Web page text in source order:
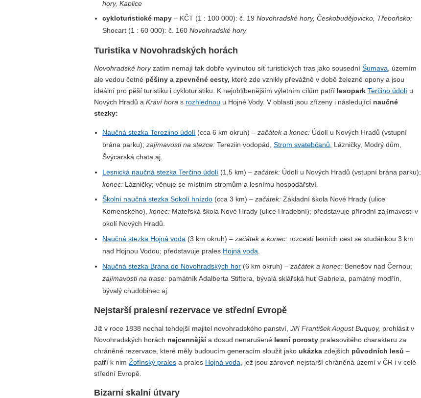
hory, Kaplice
cykloturistické mapy – KČT (1 : 100 000): č. 19Novohradské hory, Českobudějovicko, Třeboňsko;
Shocart (1 : 60 000): č. 160Novohradské hory
Turistika v Novohradských horách
Novohradské horyzatím nemají tak dobře vyvinutou síť turistických tras jako sousední Šumava, územím
ale vedou četné pěšiny a zpevněné cesty, které zde vznikly převážně v době železné opony a jsou
ideální pro pěší turistiku i cykloturistiku. K nejoblíbenějším výletním cílům patří lesopark Terčino údolí u
Nových Hradů a Kraví hora s rozhlednou u Hojné Vody. V oblasti jsou zřízeny i následující naučné
stezky:
Naučná stezka Tereziino údolí (cca 6 km okruh) –začátek a konec: Údolí u Nových Hradů (vstupní
brána parku);zajímavosti na stezce: Tereziin vodopád,Strom svatebčanů , Lázničky, Modrý dům,
Švýcarská chata aj.
Lesnická naučná stezka Terčino údolí (1,5 km) –začátek: Údolí u Nových Hradů (vstupní brána parku);
konec: Lázničky; věnuje se místním stromům a lesnímu hospodářství.
Školní naučná stezka Sokolí hnízdo (cca 3 km) –začátek: Základní škola Nové Hrady (ulice
Komenského),konec: Mateřská škola Nové Hrady (ulice Hradební); představuje přírodní zajímavosti v
okolí Nových Hradů.
Naučná stezka Hojná voda (3 km okruh) –začátek a konec: rozcestí lesních cest se studánkou 3 km
nad Hojnou Vodou; představuje prales Hojná voda
Naučná stezka Brána do Novohradských hor (6 km okruh) –začátek a konec: Benešov nad Černou;
zajímavosti na trase: památník Adalberta Stiftera, bývalá sklářská huť Gabriela, památný modřín,
bývalý chudobinec aj.
Nejstarší pralesní rezervace ve střední Evropě
Již v roce 1838 nechal tehdejší majitel novohradského panství, Jiří František August Buquoy, prohlásit v
Novohradských horách nejcennějšía dosud nenarušené lesní porosty pralesovitého charakteru za
chráněné rezervace, které měly budoucím generacím sloužit jako ukázka zdejších původních lesů –
patří k nim Žofínský prales a prales Hojná voda , jež jsou zároveň nejstarší chráněná území v ČR i v celé
střední Evropě.
Bizarní skalní útvary